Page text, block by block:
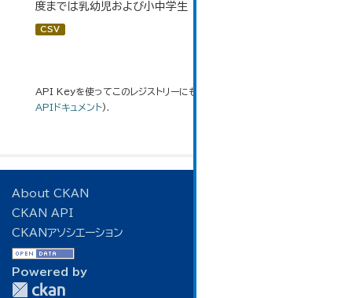
度までは乳幼児および小中学生
CSV
API Keyを使ってこのレジストリーにもアクセス可能です
APIドキュメント).
About CKAN
CKAN API
CKANアソシエーション
Powered by